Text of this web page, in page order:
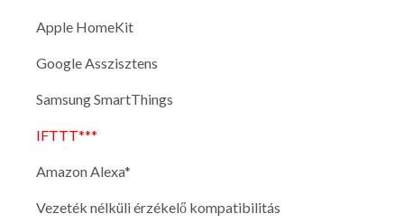
Apple HomeKit
Google Asszisztens
Samsung SmartThings
IFTTT***
Amazon Alexa*
Vezeték nélküli érzékelő kompatibilitás